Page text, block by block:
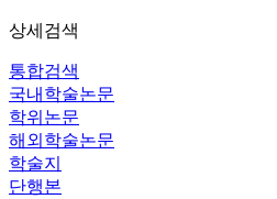
상세검색
통합검색
국내학술논문
학위논문
해외학술논문
학술지
단행본